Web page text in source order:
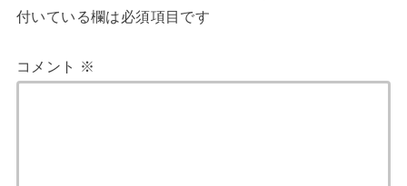
付いている欄は必須項目です
コメント ※